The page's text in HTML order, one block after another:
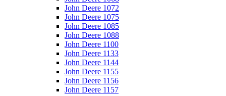
John Deere 1072
John Deere 1075
John Deere 1085
John Deere 1088
John Deere 1100
John Deere 1133
John Deere 1144
John Deere 1155
John Deere 1156
John Deere 1157